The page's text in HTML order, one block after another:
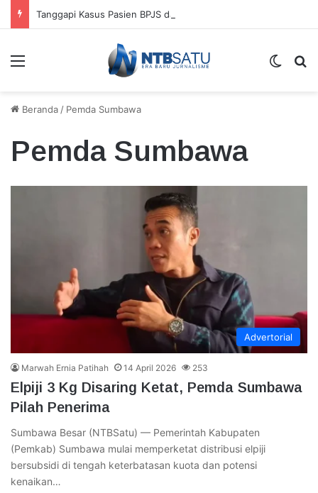
Menu
Beranda / Pemda Sumbawa
Pemda Sumbawa
Advertorial
Marwah Ernia Patihah 14 April 2026 253
Elpiji 3 Kg Disaring Ketat, Pemda Sumbawa
Pilah Penerima
Sumbawa Besar (NTBSatu) — Pemerintah Kabupaten
(Pemkab) Sumbawa mulai memperketat distribusi elpiji
bersubsidi di tengah keterbatasan kuota dan potensi
kenaikan…